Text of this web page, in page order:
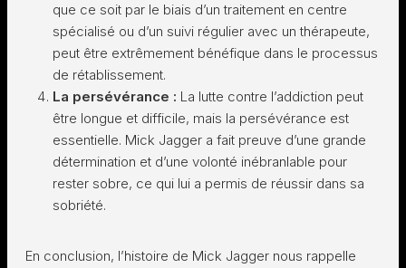
que ce soit par le biais d’un traitement en centre
spécialisé ou d’un suivi régulier avec un thérapeute,
peut être extrêmement bénéfique dans le processus
de rétablissement.
La persévérance : La lutte contre l’addiction peut
être longue et difficile, mais la persévérance est
essentielle. Mick Jagger a fait preuve d’une grande
détermination et d’une volonté inébranlable pour
rester sobre, ce qui lui a permis de réussir dans sa
sobriété.
En conclusion, l’histoire de Mick Jagger nous rappelle